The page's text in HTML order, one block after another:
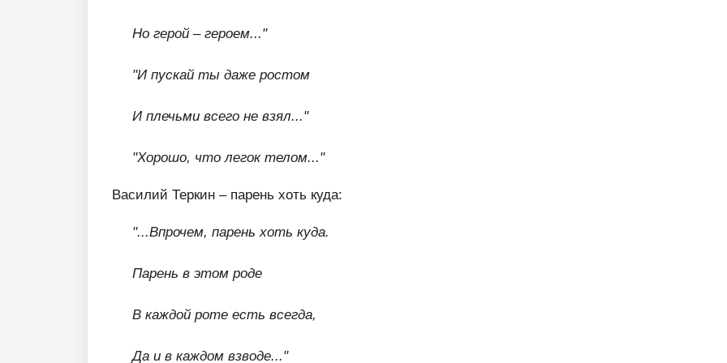
Но герой – героем..."
"И пускай ты даже ростом
И плечьми всего не взял..."
"Хорошо, что легок телом..."
Василий Теркин – парень хоть куда:
"...Впрочем, парень хоть куда.
Парень в этом роде
В каждой роте есть всегда,
Да и в каждом взводе..."